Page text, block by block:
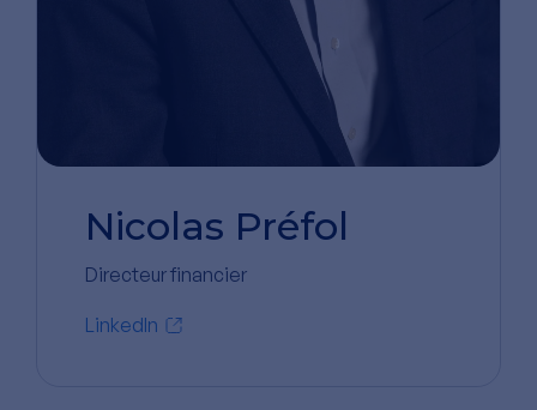
Nicolas Préfol
Directeur financier
LinkedIn